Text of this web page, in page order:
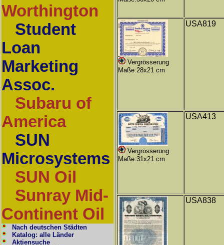
Worthington
Student
Loan
Marketing
Assoc.
Subaru of
America
SUN
Microsystems
SUN Oil
Sunray Mid-
Continent Oil
Nach deutschen Städten
Katalog: alle Länder
Aktiensuche
Vergrösserung
Maße:28x21 cm
USA819
Vergrösserung
Maße:31x21 cm
USA413
USA838